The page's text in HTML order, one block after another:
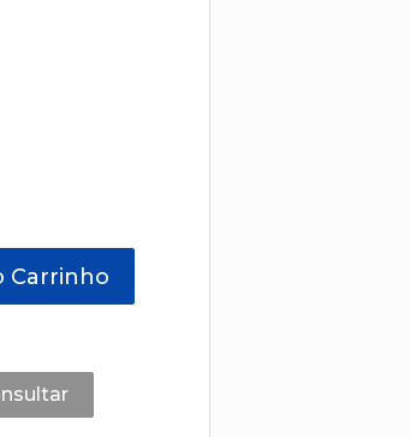
Carrinho